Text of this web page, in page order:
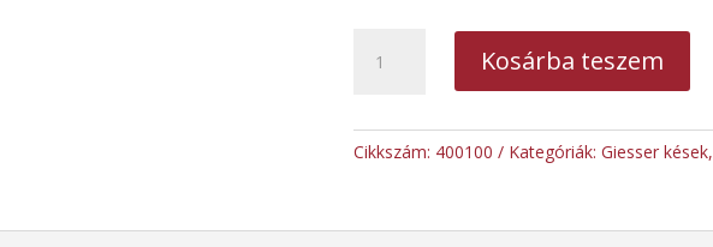
egyenes
csontozó
cm
Kosárba teszem
Cikkszám: 400100 Kategóriák: Giesser kések,